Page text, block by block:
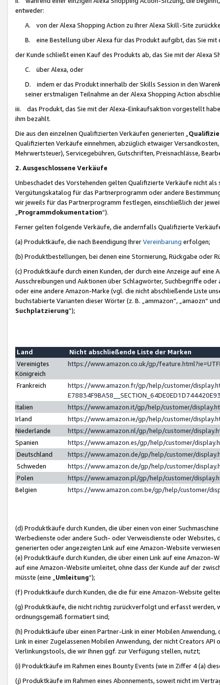
entweder:
A. von der Alexa Shopping Action zu Ihrer Alexa Skill-Site
B. eine Bestellung über Alexa für das Produkt aufgibt, das Sie mit
der Kunde schließt einen Kauf des Produkts ab, das Sie mit der Alexa
C. über Alexa, oder
D. indem er das Produkt innerhalb der Skills Session in den
seiner erstmaligen Teilnahme an der Alexa Shopping Action
iii. das Produkt, das Sie mit der Alexa-Einkaufsaktion vorgestellt
ihm bezahlt.
Die aus den einzelnen Qualifizierten Verkäufen generierten „
Qualifizierten Verkäufe einnehmen, abzüglich etwaiger
Mehrwertsteuer), Servicegebühren, Gutschriften, Preisnachlässe,
2. Ausgeschlossene Verkäufe
Unbeschadet des Vorstehenden gelten Qualifizierte Verkäufe nicht
Vergütungskatalog für das Partnerprogramm oder andere
wir jeweils für das Partnerprogramm festlegen, einschließlich der
Programmdokumentation“).
Ferner gelten folgende Verkäufe, die andernfalls Qualifizierte
(a) Produktkäufe, die nach Beendigung IhrerVereinbarung erfolgen;
(b) Produktbestellungen, bei denen eine Stornierung, Rückgabe oder
(c) Produktkäufe durch einen Kunden, der durch eine Anzeige auf
Ausschreibungen und Auktionen über Schlagwörter, Suchbegriffe
oder eine andere Amazon-Marke (vgl. die nicht abschließende Liste
buchstabierte Varianten dieser Wörter (z. B. „ammazon“, „amaozn“
Suchplatzierung”);
Land
Nicht abschließende Liste der Marken
Vereinigtes
Königreich
https://www.amazon.co.uk/gp/
Frankreich
https://www.amazon.fr/gp/help/customer/
Italien
https://www.amazon.it/gp/help/customer/
Irland
https://www.amazon.ie/gp/help/customer/
Niederlande
https://www.amazon.nl/gp/help/customer/
Spanien
https://www.amazon.es/gp/help/customer/
Deutschland
https://www.amazon.de/gp/help/customer/
Schweden
https://www.amazon.de/gp/help/customer/
Polen
https://www.amazon.pl/gp/help/customer/
Belgien
https://www.amazon.com.be/gp/help/customer/
(d) Produktkäufe durch Kunden, die über einen von einer
Werbedienste oder andere Such- oder Verweisdienste oder Websites,
generierten oder angezeigten Link auf eine Amazon-Website
(e) Produktkäufe durch Kunden, die über einen Link auf eine
auf eine Amazon-Website umleitet, ohne dass der Kunde auf der
müsste (eine „ Umleitung“);
(f) Produktkäufe durch Kunden, die die für eine Amazon-Website
(g) Produktkäufe, die nicht richtig zurückverfolgt und erfasst werden,
ordnungsgemäß formatiert sind;
(h) Produktkäufe über einen Partner-Link in einer Mobilen
Link in einer Zugelassenen Mobilen Anwendung, der nicht Creators
Verlinkungstools, die wir Ihnen ggf. zur Verfügung stellen, nutzt;
(i) Produktkäufe im Rahmen eines Bounty Events (wie in Ziffer 4 (a)
(j) Produktkäufe im Rahmen eines Abonnements, soweit nicht im